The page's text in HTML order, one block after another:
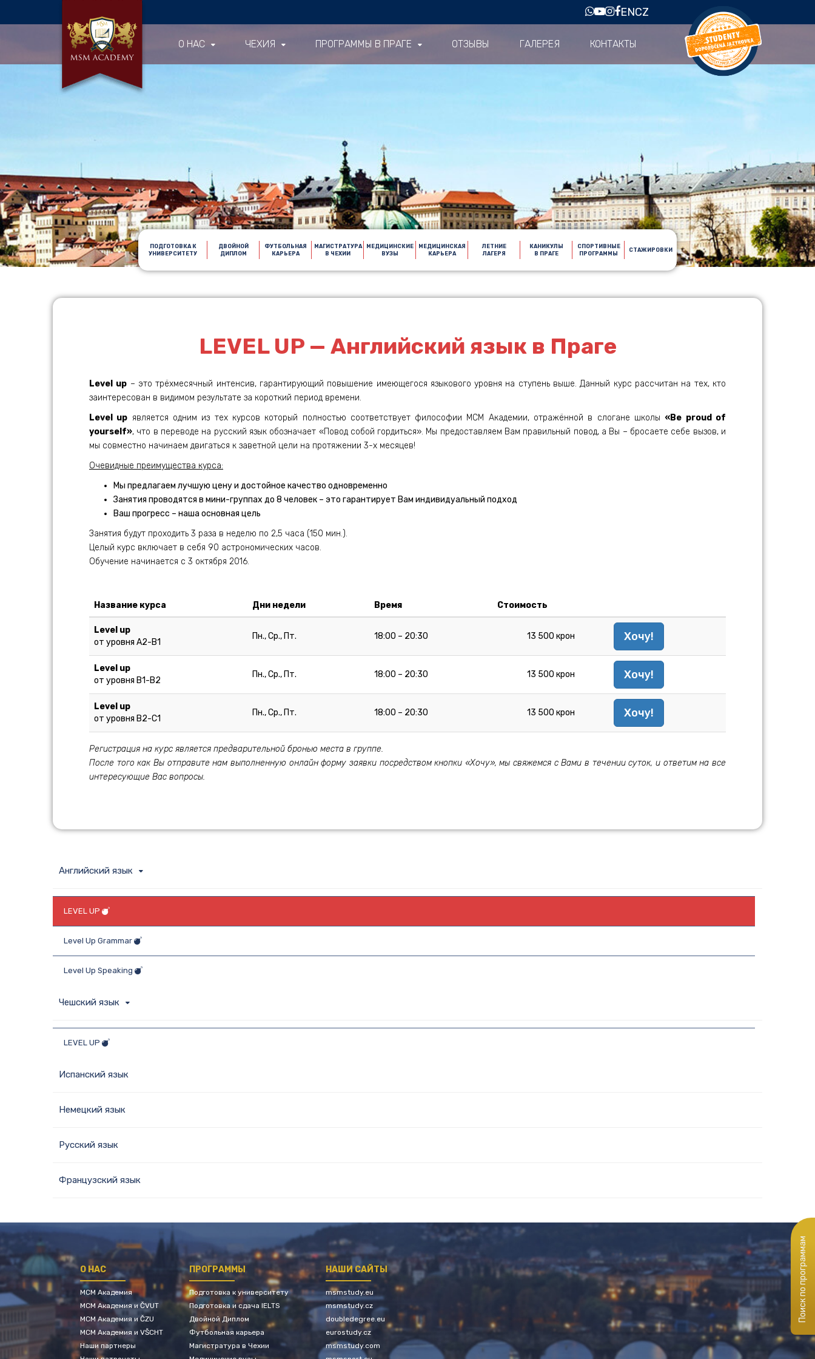
Поиск по программам
ENCZ
О НАС ЧЕХИЯ ПРОГРАММЫ В ПРАГЕ ОТЗЫВЫ ГАЛЕРЕЯ КОНТАКТЫ
ПОДГОТОВКА К
УНИВЕРСИТЕТУ
ДВОЙНОЙ
ДИПЛОМ
ФУТБОЛЬНАЯ
КАРЬЕРА
МАГИСТРАТУРА
В ЧЕХИИ
МЕДИЦИНСКИЕ
ВУЗЫ
МЕДИЦИНСКАЯ
КАРЬЕРА
ЛЕТНИЕ
ЛАГЕРЯ
КАНИКУЛЫ
В ПРАГЕ
СПОРТИВНЫЕ
ПРОГРАММЫ
СТАЖИРОВКИ
Английский язык
LEVEL UP
Level Up Grammar
Level Up Speaking
Чешский язык
LEVEL UP
Испанский язык
Немецкий язык
Русский язык
Французский язык
LEVEL UP — Английский язык в Праге
Level up – это трёхмесячный интенсив, гарантирующий повышение имеющегося языкового уровня на ступень выше. Данный курс рассчитан на тех, кто
заинтересован в видимом результате за короткий период времени.
Level up является одним из тех курсов который полностью соответствует философии МСМ Академии, отражённой в слогане школы «Be proud of
yourself», что в переводе на русский язык обозначает «Повод собой гордиться». Мы предоставляем Вам правильный повод, а Вы – бросаете себе вызов, и
мы совместно начинаем двигаться к заветной цели на протяжении 3-х месяцев!
Очевидные преимущества курса:
Мы предлагаем лучшую цену и достойное качество одновременно
Занятия проводятся в мини-группах до 8 человек – это гарантирует Вам индивидуальный подход
Ваш прогресс – наша основная цель
Занятия будут проходить 3 раза в неделю по 2,5 часа (150 мин.).
Целый курс включает в себя 90 астрономических часов.
Обучение начинается с 3 октября 2016.
Название курса Дни недели Время Стоимость
Level up
от уровня A2-B1
Пн., Ср., Пт. 18:00 – 20:30 13 500 крон Хочу!
Level up
от уровня В1-B2
Пн., Ср., Пт. 18:00 – 20:30 13 500 крон Хочу!
Level up
от уровня B2-C1
Пн., Ср., Пт. 18:00 – 20:30 13 500 крон Хочу!
Регистрация на курс является предварительной бронью места в группе.
После того как Вы отправите нам выполненную онлайн форму заявки посредством кнопки «Хочу», мы свяжемся с Вами в течении суток, и ответим на все
интересующие Вас вопросы.
О НАС
МСМ Академия
МСМ Академия и ČVUT
МСМ Академия и ČZU
МСМ Академия и VŠCHT
Наши партнеры
ПРОГРАММЫ
Подготовка к университету
Подготовка и сдача IELTS
Двойной Диплом
Футбольная карьера
Магистратура в Чехии
НАШИ САЙТЫ
msmstudy.eu
msmstudy.cz
doubledegree.eu
eurostudy.cz
msmstudy.com